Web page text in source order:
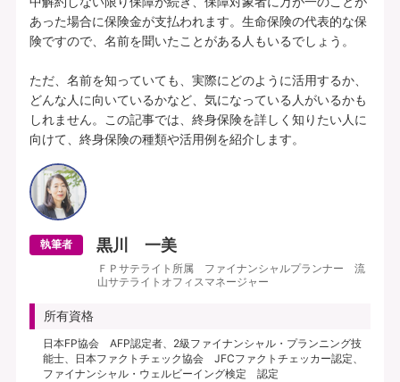
あった場合に保険金が支払われます。生命保険の代表的な保
険ですので、名前を聞いたことがある人もいるでしょう。
ただ、名前を知っていても、実際にどのように活用するか、
どんな人に向いているかなど、気になっている人がいるかも
しれません。この記事では、終身保険を詳しく知りたい人に
執筆者 黒川 一美
ＦＰサテライト所属 ファイナンシャルプランナー 流
山サテライトオフィスマネージャー
所有資格
日本FP協会 AFP認定者、2級ファイナンシャル・プランニング技
能士、日本ファクトチェック協会 JFCファクトチェッカー認定、
ファイナンシャル・ウェルビーイング検定 認定